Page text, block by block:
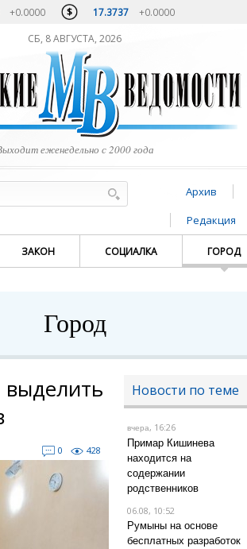
+0.0000 17.3737 +0.0000
СБ, 8 АВГУСТА, 2026
еженедельно с 2000 года
Архив
Редакция
ЗАКОН СОЦИАЛКА ГОРОД
Город
выделить
0 428
Новости по теме
вчера, 16:26
Примар Кишинева
находится на
содержании
родственников
06.08, 10:52
Румыны на основе
бесплатных разработок